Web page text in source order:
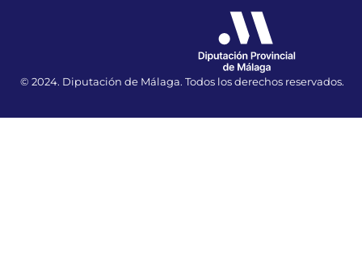
© 2024. Diputación de Málaga. Todos los derechos reservados.